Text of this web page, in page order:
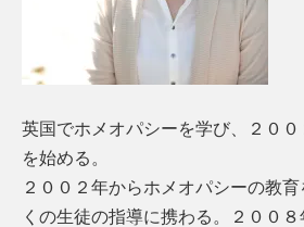
英国でホメオパシーを学び、２０
を始める。
２００２年からホメオパシーの教
くの生徒の指導に携わる。２００